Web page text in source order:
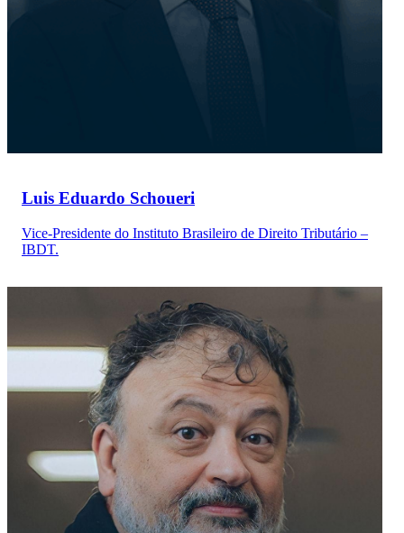
Luis Eduardo Schoueri
Vice-Presidente do Instituto Brasileiro de Direito Tributário –
IBDT.